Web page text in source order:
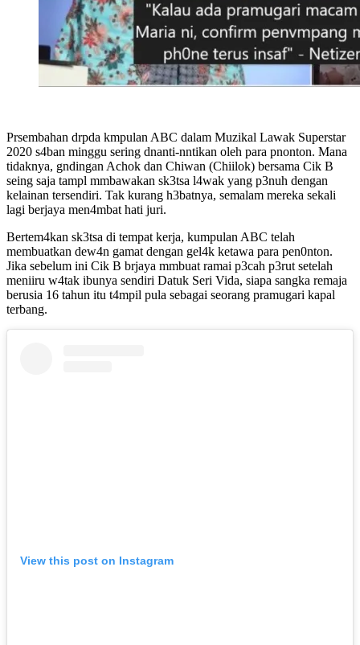
Prsembahan drpda kmpulan ABC dalam Muzikal Lawak Superstar
2020 s4ban minggu sering dnanti-nntikan oleh para pnonton. Mana
tidaknya, gndingan Achok dan Chiwan (Chiilok) bersama Cik B
seing saja tampl mmbawakan sk3tsa l4wak yang p3nuh dengan
kelainan tersendiri. Tak kurang h3batnya, semalam mereka sekali
lagi berjaya men4mbat hati juri.
Bertem4kan sk3tsa di tempat kerja, kumpulan ABC telah
membuatkan dew4n gamat dengan gel4k ketawa para pen0nton.
Jika sebelum ini Cik B brjaya mmbuat ramai p3cah p3rut setelah
meniiru w4tak ibunya sendiri Datuk Seri Vida, siapa sangka remaja
berusia 16 tahun itu t4mpil pula sebagai seorang pramugari kapal
terbang.
View this post on Instagram